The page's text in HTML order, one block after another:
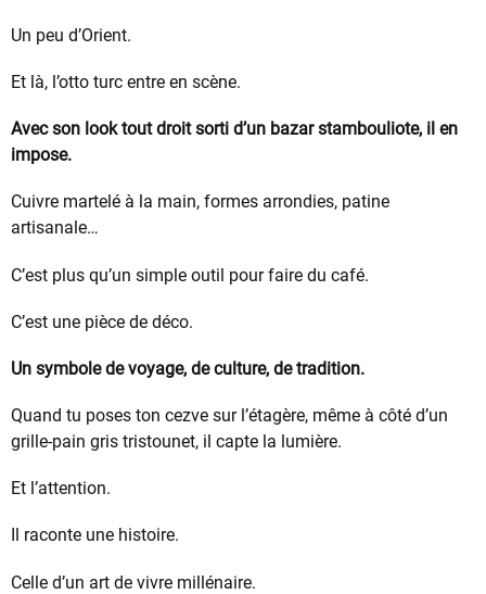
Un peu d’Orient.
Et là, l’otto turc entre en scène.
Avec son look tout droit sorti d’un bazar stambouliote, il en
impose.
Cuivre martelé à la main, formes arrondies, patine
artisanale…
C’est plus qu’un simple outil pour faire du café.
C’est une pièce de déco.
Un symbole de voyage, de culture, de tradition.
Quand tu poses ton cezve sur l’étagère, même à côté d’un
grille-pain gris tristounet, il capte la lumière.
Et l’attention.
Il raconte une histoire.
Celle d’un art de vivre millénaire.